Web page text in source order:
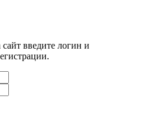
введите логин и